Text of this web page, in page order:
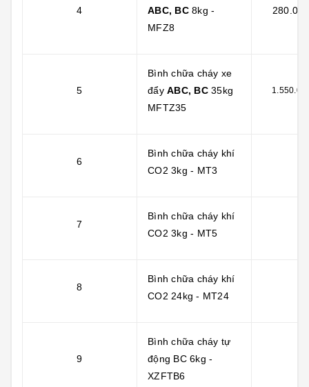
4
ABC, BC8kg -
MFZ8
5
Bình chữa cháy xe
đẩy ABC, BC 35kg
MFTZ35
6
Bình chữa cháy khí
CO2 3kg - MT3
7
Bình chữa cháy khí
CO2 3kg - MT5
8
Bình chữa cháy khí
CO2 24kg - MT24
9
Bình chữa cháy tự
động BC 6kg -
XZFTB6